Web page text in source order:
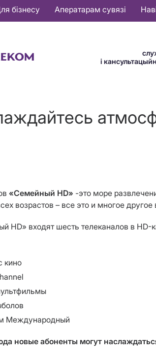
бізнесу Аператарам сувязі
і
«Семейный HD» -это море
возрастов – все это и многое другое
HD» входят шесть телеканалов в HD-
кино
Международный
новые абоненты могут